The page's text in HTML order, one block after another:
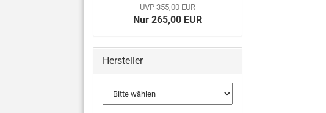
UVP 355,00 EUR
Nur 265,00 EUR
Hersteller